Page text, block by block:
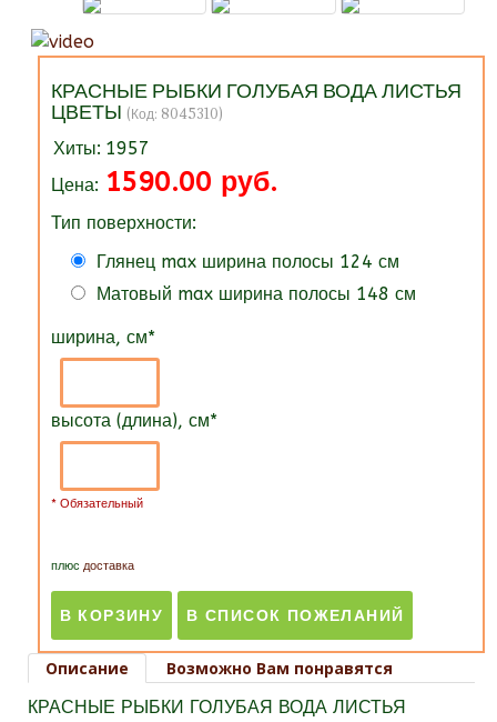
КРАСНЫЕ РЫБКИ ГОЛУБАЯ ВОДА ЛИСТЬЯ
ЦВЕТЫ (Код: 8045310)
Хиты: 1957
Цена: 1590.00 руб.
Тип поверхности:
Глянец max ширина полосы 124 см
Матовый max ширина полосы 148 см
ширина, см*
высота (длина), см*
* Обязательный
плюс доставка
Описание
Возможно Вам понравятся
КРАСНЫЕ РЫБКИ ГОЛУБАЯ ВОДА ЛИСТЬЯ